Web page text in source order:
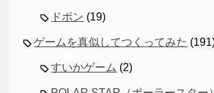
ドボン (19)
ゲームを真似してつくってみた
すいかゲーム (2)